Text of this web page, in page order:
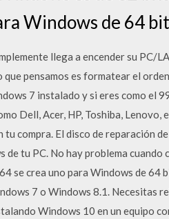
Windows de 64
llega a encender su PC/
pensamos es formatear el
7 instalado y si eres como el
Dell, Acer, HP, Toshiba, Lenovo,
compra. El disco de reparación
tu PC. No hay problema cuando
se crea uno para Windows de 64
7 o Windows 8.1. Necesitas
Windows 10 en un equipo